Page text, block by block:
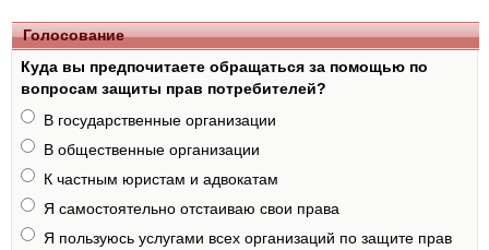
Голосование
Куда вы предпочитаете обращаться за помощью по
вопросам защиты прав потребителей?
В государственные организации
В общественные организации
К частным юристам и адвокатам
Я самостоятельно отстаиваю свои права
Я пользуюсь услугами всех организаций по защите прав